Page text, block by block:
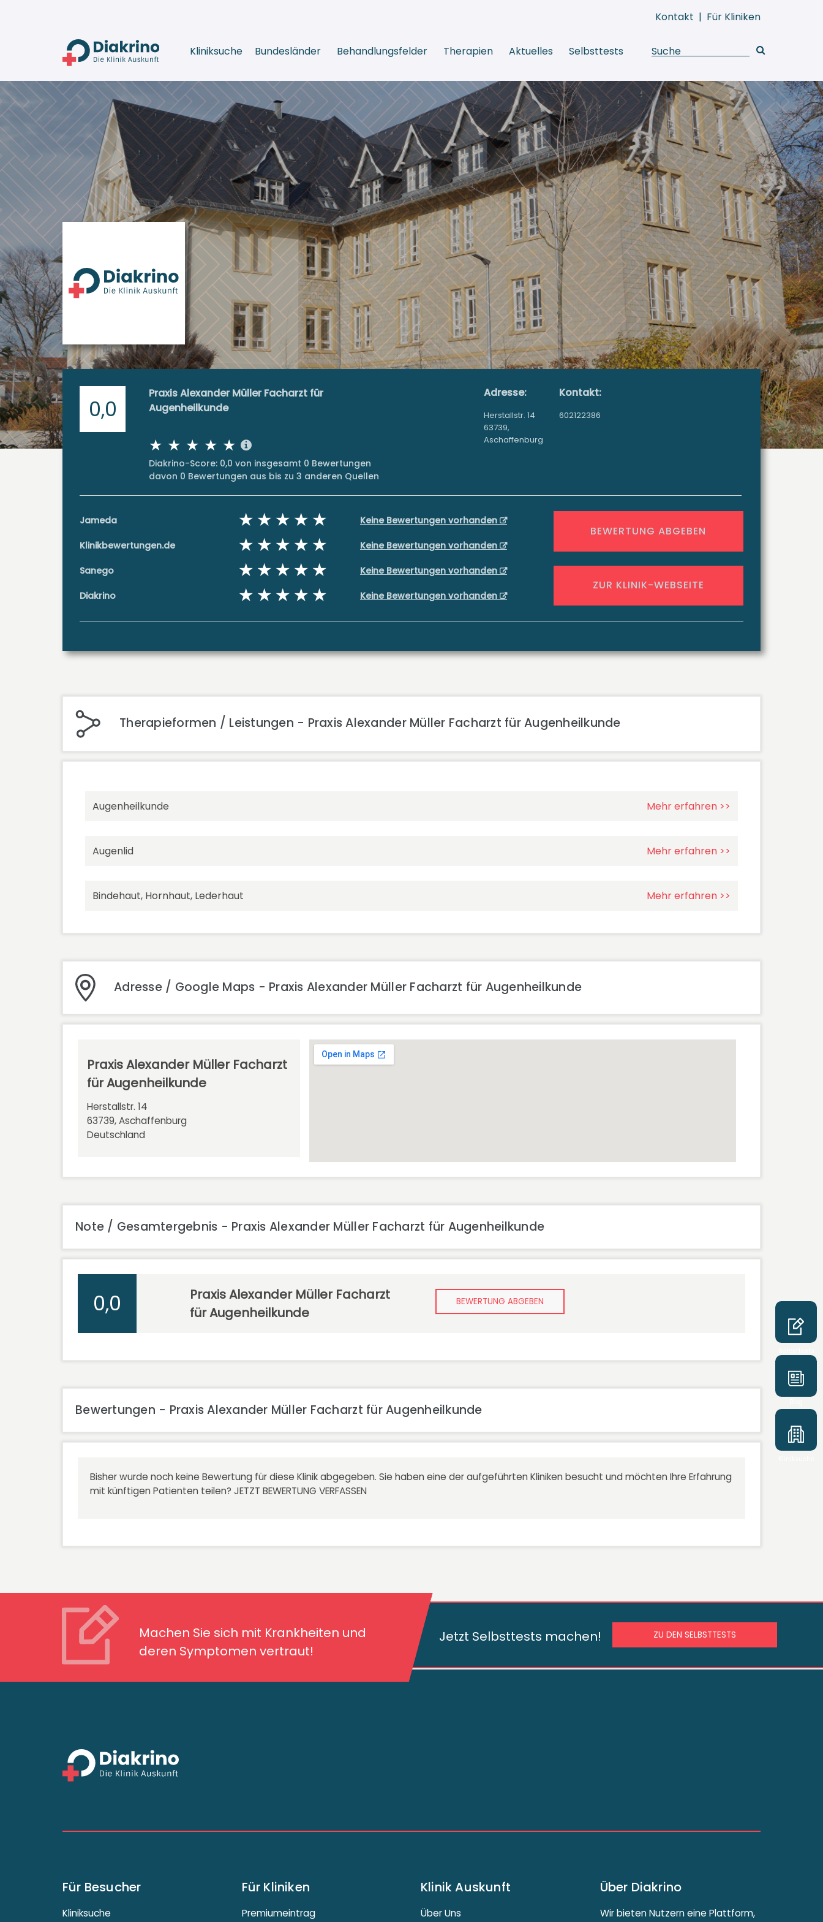
Kontakt | Für Kliniken
Kliniksuche Bundesländer Behandlungsfelder Therapien Aktuelles Selbsttests
0,0
Praxis Alexander Müller Facharzt für
Augenheilkunde
Diakrino-Score: 0,0 von insgesamt 0 Bewertungen
davon 0 Bewertungen aus bis zu 3 anderen Quellen
Adresse:
Herstallstr. 14
63739,
Aschaffenburg
Kontakt:
602122386
Jameda Keine Bewertungen vorhanden
Klinikbewertungen.de Keine Bewertungen vorhanden
Sanego Keine Bewertungen vorhanden
Diakrino Keine Bewertungen vorhanden
BEWERTUNG ABGEBEN
ZUR KLINIK-WEBSEITE
Therapieformen / Leistungen - Praxis Alexander Müller Facharzt für Augenheilkunde
Augenheilkunde Mehr erfahren >>
Augenlid Mehr erfahren >>
Bindehaut, Hornhaut, Lederhaut Mehr erfahren >>
Adresse / Google Maps - Praxis Alexander Müller Facharzt für Augenheilkunde
Praxis Alexander Müller Facharzt
für Augenheilkunde
Herstallstr. 14
63739, Aschaffenburg
Deutschland
Note / Gesamtergebnis - Praxis Alexander Müller Facharzt für Augenheilkunde
0,0
Praxis Alexander Müller Facharzt
für Augenheilkunde
BEWERTUNG ABGEBEN
Bewertungen - Praxis Alexander Müller Facharzt für Augenheilkunde
Bisher wurde noch keine Bewertung für diese Klinik abgegeben. Sie haben eine der aufgeführten Kliniken besucht und möchten Ihre Erfahrung
mit künftigen Patienten teilen? JETZT BEWERTUNG VERFASSEN
Machen Sie sich mit Krankheiten und
deren Symptomen vertraut!
Machen Sie sich mit Krankheiten und deren
Symptomen vertraut!
Jetzt Selbsttests machen! ZU DEN SELBSTTESTS
Für Besucher
Kliniksuche
Für Kliniken
Premiumeintrag
Klinik Auskunft
Über Uns
Über Diakrino
Wir bieten Nutzern eine Plattform,